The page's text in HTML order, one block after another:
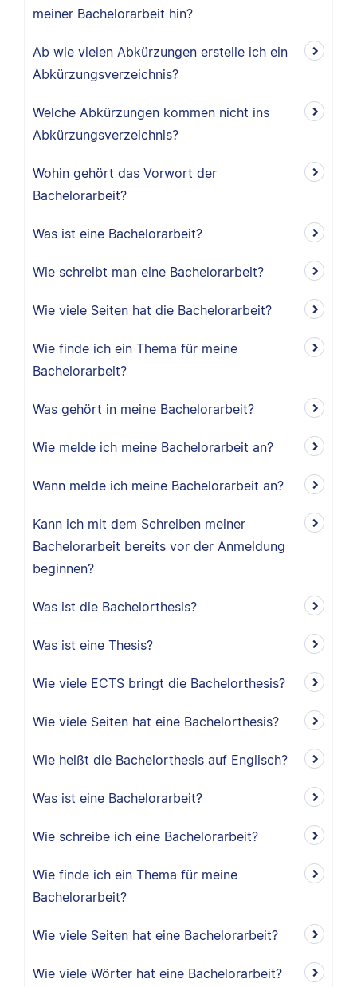
meiner Bachelorarbeit hin?
Ab wie vielen Abkürzungen erstelle ich ein
Abkürzungsverzeichnis?
Welche Abkürzungen kommen nicht ins
Abkürzungsverzeichnis?
Wohin gehört das Vorwort der
Bachelorarbeit?
Was ist eine Bachelorarbeit?
Wie schreibt man eine Bachelorarbeit?
Wie viele Seiten hat die Bachelorarbeit?
Wie finde ich ein Thema für meine
Bachelorarbeit?
Was gehört in meine Bachelorarbeit?
Wie melde ich meine Bachelorarbeit an?
Wann melde ich meine Bachelorarbeit an?
Kann ich mit dem Schreiben meiner
Bachelorarbeit bereits vor der Anmeldung
beginnen?
Was ist die Bachelorthesis?
Was ist eine Thesis?
Wie viele ECTS bringt die Bachelorthesis?
Wie viele Seiten hat eine Bachelorthesis?
Wie heißt die Bachelorthesis auf Englisch?
Was ist eine Bachelorarbeit?
Wie schreibe ich eine Bachelorarbeit?
Wie finde ich ein Thema für meine
Bachelorarbeit?
Wie viele Seiten hat eine Bachelorarbeit?
Wie viele Wörter hat eine Bachelorarbeit?